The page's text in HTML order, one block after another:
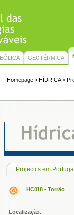
EÓLICA GEOTÉRMICA
Homepage > HÍDRICA>
Projectos em
HC018 - Torrão
Localização: